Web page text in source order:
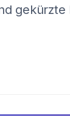
gekürzte